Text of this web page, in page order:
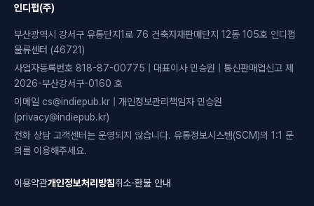
인디펍(주)
부산광역시 강서구 유통단지1로 76 건축자재판매단지 12동 105호 인디펍
물류센터 (46721)
사업자등록번호 818-87-00775 | 대표이사 민승원 | 통신판매업신고 제
2026-부산강서구-0160 호
이메일 cs@indiepub.kr | 개인정보관리책임자 민승원
(privacy@indiepub.kr)
전화 상담 고객센터는 운영되지 않습니다. 유통정보시스템(SCM)의 1:1 문
의를 이용해주세요.
이용약관개인정보처리방침취소·환불 안내